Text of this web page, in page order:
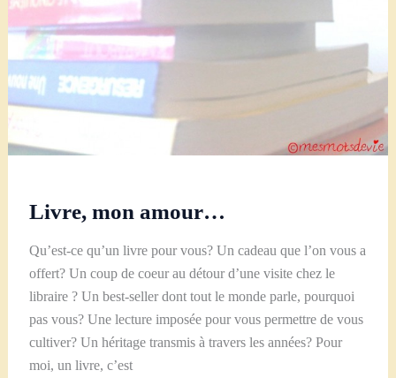
Livre, mon amour…
Qu’est-ce qu’un livre pour vous? Un cadeau que l’on vous a
offert? Un coup de coeur au détour d’une visite chez le
libraire ? Un best-seller dont tout le monde parle, pourquoi
pas vous? Une lecture imposée pour vous permettre de vous
cultiver? Un héritage transmis à travers les années? Pour
moi, un livre, c’est